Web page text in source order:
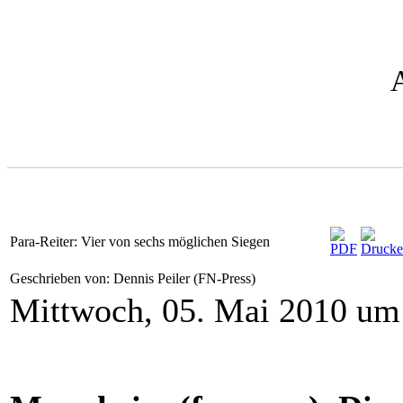
Para-Reiter: Vier von sechs möglichen Siegen
Geschrieben von: Dennis Peiler (FN-Press)
Mittwoch, 05. Mai 2010